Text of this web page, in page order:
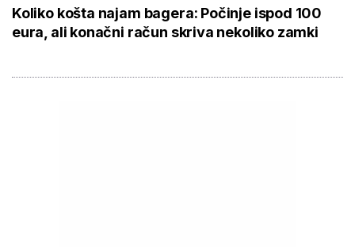
Koliko košta najam bagera: Počinje ispod 100
eura, ali konačni račun skriva nekoliko zamki